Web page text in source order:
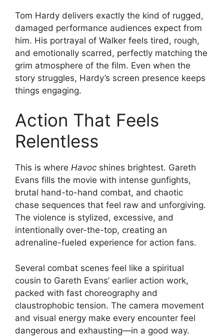
Tom Hardy delivers exactly the kind of rugged,
damaged performance audiences expect from
him. His portrayal of Walker feels tired, rough,
and emotionally scarred, perfectly matching the
grim atmosphere of the film. Even when the
story struggles, Hardy’s screen presence keeps
things engaging.
Action That Feels
Relentless
This is where Havoc shines brightest. Gareth
Evans fills the movie with intense gunfights,
brutal hand-to-hand combat, and chaotic
chase sequences that feel raw and unforgiving.
The violence is stylized, excessive, and
intentionally over-the-top, creating an
adrenaline-fueled experience for action fans.
Several combat scenes feel like a spiritual
cousin to Gareth Evans’ earlier action work,
packed with fast choreography and
claustrophobic tension. The camera movement
and visual energy make every encounter feel
dangerous and exhausting—in a good way.